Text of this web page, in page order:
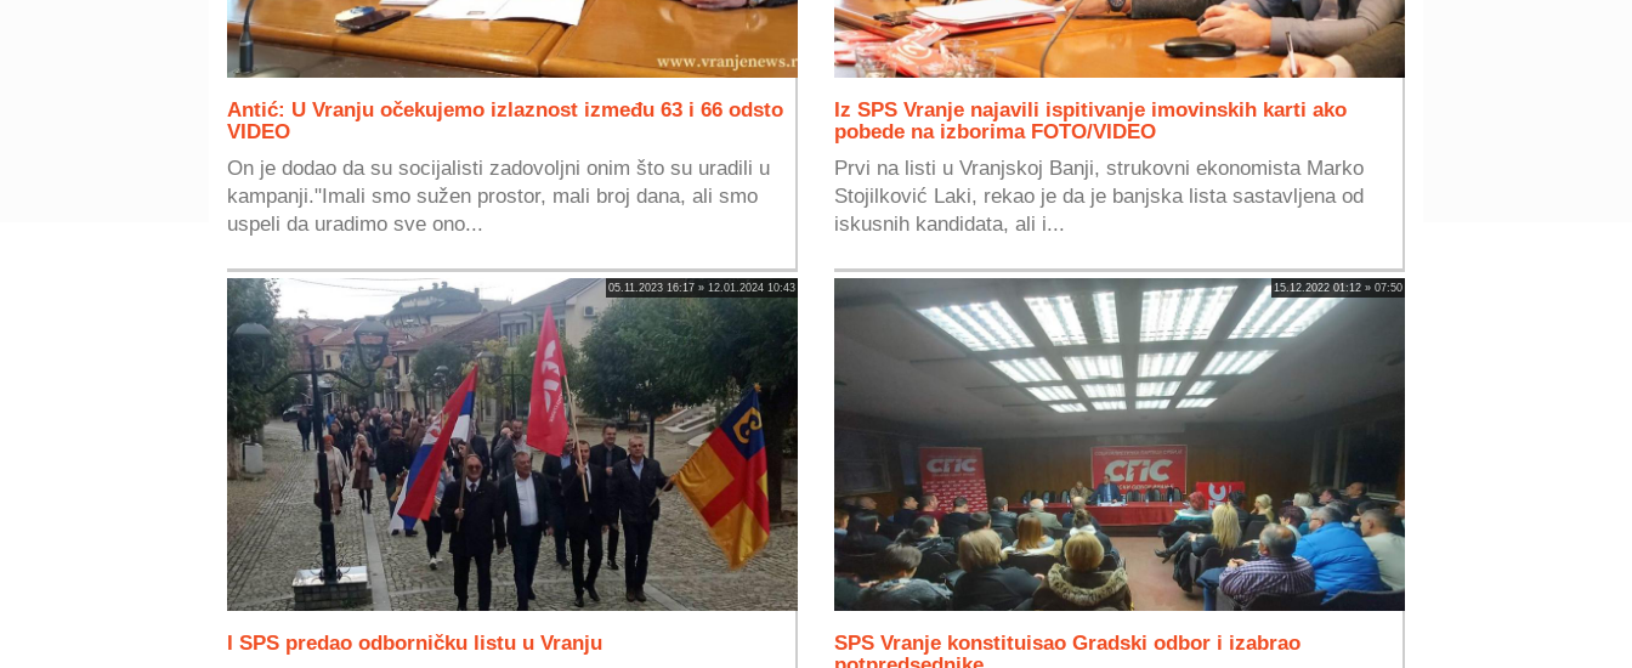
Antić: U Vranju očekujemo izlaznost između 63 i 66 odsto
VIDEO
On je dodao da su socijalisti zadovoljni onim što su uradili u
kampanji."Imali smo sužen prostor, mali broj dana, ali smo
uspeli da uradimo sve ono...
Iz SPS Vranje najavili ispitivanje imovinskih karti ako
pobede na izborima FOTO/VIDEO
Prvi na listi u Vranjskoj Banji, strukovni ekonomista Marko
Stojilković Laki, rekao je da je banjska lista sastavljena od
iskusnih kandidata, ali i...
05.11.2023 16:17 » 12.01.2024 10:43
I SPS predao odborničku listu u Vranju
15.12.2022 01:12 » 07:50
SPS Vranje konstituisao Gradski odbor i izabrao